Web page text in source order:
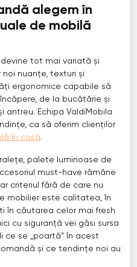
alegem în
de mobilă
tot mai variată și
nuanțe, texturi și
ergonomice capabile să
de la bucătărie și
antreu. Echipa ValdiMobila
ca să oferim clienților
în casă.
palete luminoase de
must-have rămâne
criteriul fără de care nu
mobilier este calitatea, în
în căutarea celor mai fresh
cu siguranță vei găsi sursa
ce se „poartă” în acest
și ce tendințe noi au